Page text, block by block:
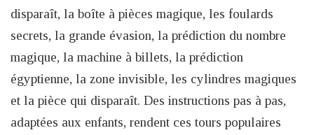
disparaît, la boîte à pièces magique, les foulards
secrets, la grande évasion, la prédiction du nombre
magique, la machine à billets, la prédiction
égyptienne, la zone invisible, les cylindres magiques
et la pièce qui disparaît. Des instructions pas à pas,
adaptées aux enfants, rendent ces tours populaires